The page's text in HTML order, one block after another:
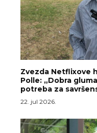
Zvezda Netflixove
Polle: „Dobra
potreba za
22. jul 2026.